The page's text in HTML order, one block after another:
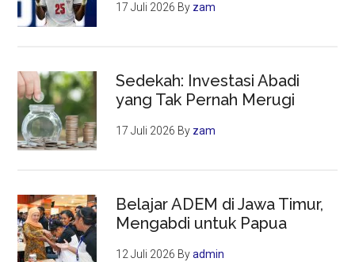
17 Juli 2026 By zam
Sedekah: Investasi Abadi
yang Tak Pernah Merugi
17 Juli 2026 By zam
Belajar ADEM di Jawa Timur,
Mengabdi untuk Papua
12 Juli 2026 Byadmin